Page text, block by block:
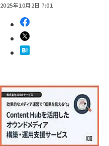
2025年10月2日 7:01